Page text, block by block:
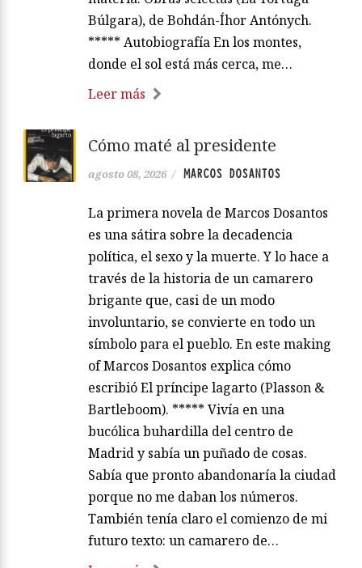
Búlgara), de Bohdán-Íhor Antónych.
***** Autobiografía En los montes,
donde el sol está más cerca, me…
Leer más
Cómo maté al presidente
agosto 08, 2026 / MARCOS DOSANTOS
La primera novela de Marcos Dosantos
es una sátira sobre la decadencia
política, el sexo y la muerte. Y lo hace a
través de la historia de un camarero
brigante que, casi de un modo
involuntario, se convierte en todo un
símbolo para el pueblo. En este making
of Marcos Dosantos explica cómo
escribió El príncipe lagarto (Plasson &
Bartleboom). ***** Vivía en una
bucólica buhardilla del centro de
Madrid y sabía un puñado de cosas.
Sabía que pronto abandonaría la ciudad
porque no me daban los números.
También tenía claro el comienzo de mi
futuro texto: un camarero de…